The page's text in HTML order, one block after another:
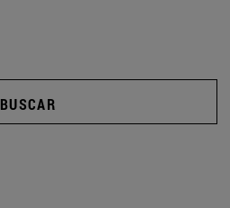
BUSCAR